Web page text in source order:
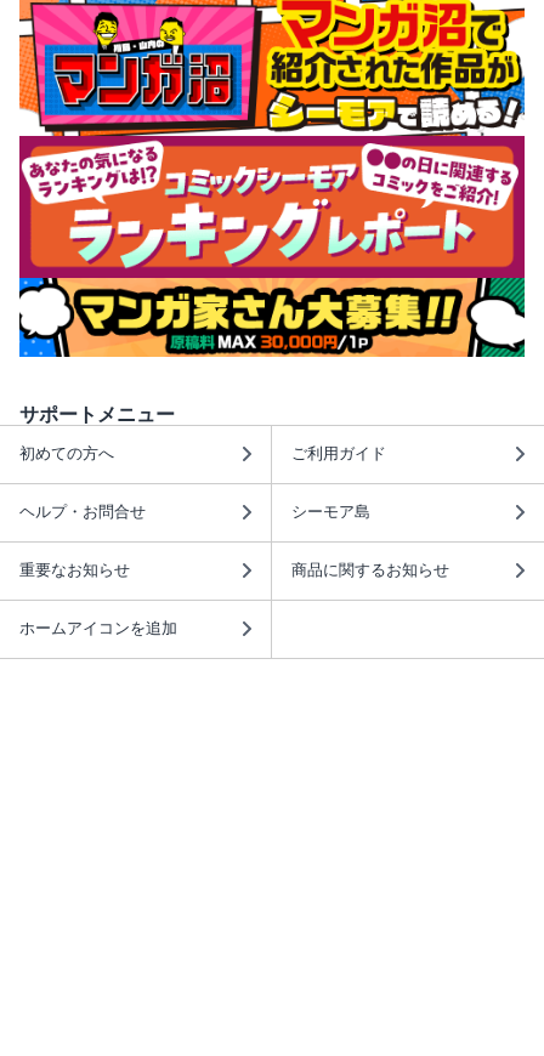
サポートメニュー
初めての方へ ご利用ガイド
ヘルプ・お問合せ シーモア島
重要なお知らせ 商品に関するお知らせ
ホームアイコンを追加